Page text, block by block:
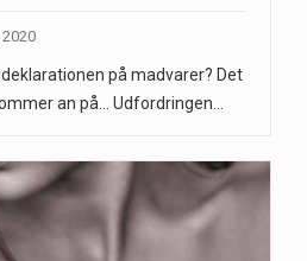
på madvarer? Det
an på... Udfordringen…